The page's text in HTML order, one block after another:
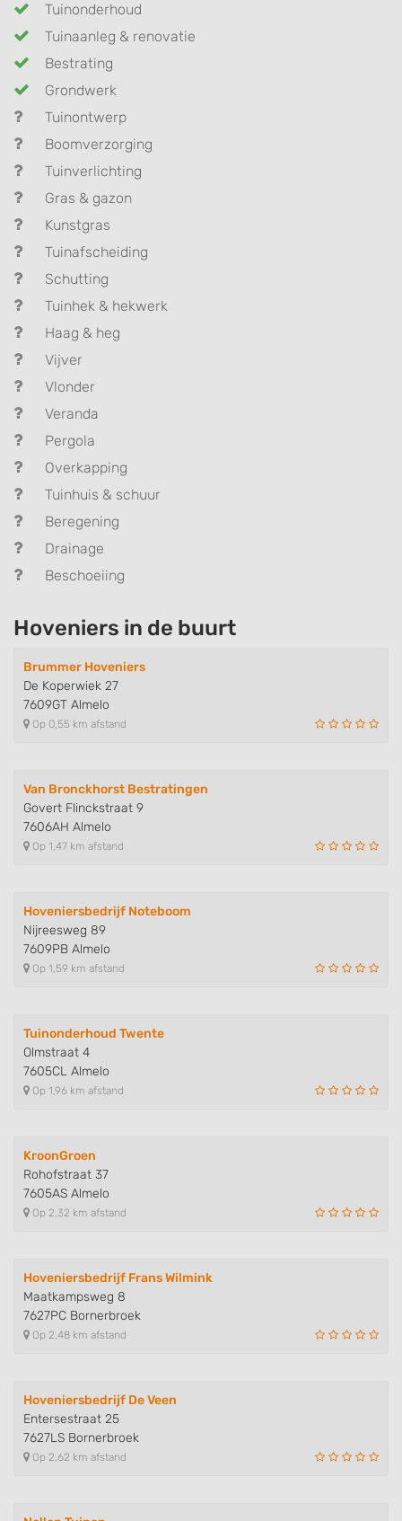
Tuinonderhoud
Tuinaanleg & renovatie
Bestrating
Grondwerk
Tuinontwerp
Boomverzorging
Tuinverlichting
Gras & gazon
Kunstgras
Tuinafscheiding
Schutting
Tuinhek & hekwerk
Haag & heg
Vijver
Vlonder
Veranda
Pergola
Overkapping
Tuinhuis & schuur
Beregening
Drainage
Beschoeiing
Hoveniers in de buurt
Brummer Hoveniers
De Koperwiek 27
7609GT Almelo
Op 0,55 km afstand
Van Bronckhorst Bestratingen
Govert Flinckstraat 9
7606AH Almelo
Op 1,47 km afstand
Hoveniersbedrijf Noteboom
Nijreesweg 89
7609PB Almelo
Op 1,59 km afstand
Tuinonderhoud Twente
Olmstraat 4
7605CL Almelo
Op 1,96 km afstand
KroonGroen
Rohofstraat 37
7605AS Almelo
Op 2,32 km afstand
Hoveniersbedrijf Frans Wilmink
Maatkampsweg 8
7627PC Bornerbroek
Op 2,48 km afstand
Hoveniersbedrijf De Veen
Entersestraat 25
7627LS Bornerbroek
Op 2,62 km afstand